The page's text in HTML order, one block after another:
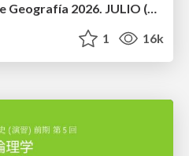
Soluciones al examen de Geografía 2026. JULIO (Convocatoria Extraordinaria)
1 16k